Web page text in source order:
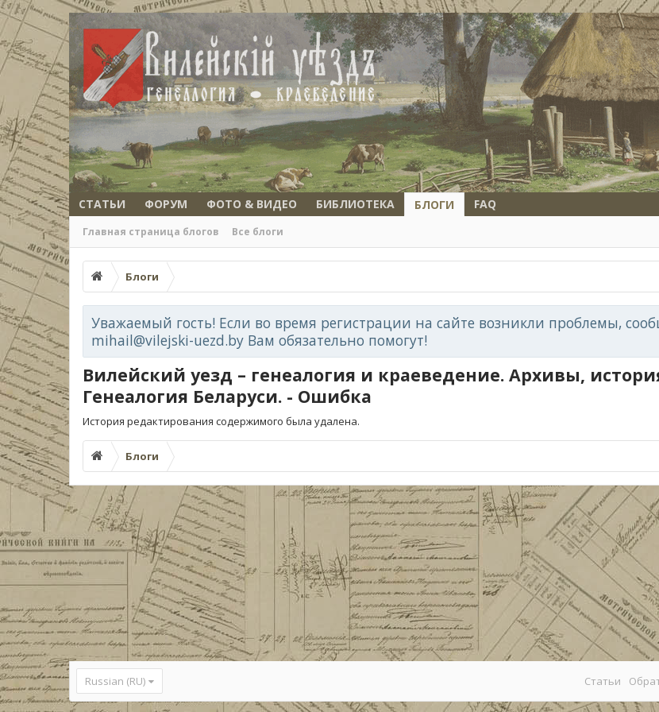
СТАТЬИ ФОРУМ ФОТО & ВИДЕО БИБЛИОТЕКА БЛОГИ
Главная страница блогов Все блоги
FAQ
Блоги
Уважаемый гость! Если во время регистрации на сайте возникли проблемы,
mihail@vilejski-uezd.by Вам обязательно помогут!
Вилейский уезд – генеалогия и краеведение. Архивы,
Генеалогия Беларуси. - Ошибка
История редактирования содержимого была удалена.
Блоги
Russian (RU) Статьи